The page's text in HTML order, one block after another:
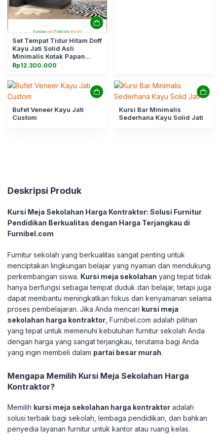
Set Tempat Tidur Hitam Doff
Kayu Jati Solid Asli
Minimalis Kotak Papan
Balok
Rp12.300.000
Bufet Veneer Kayu Jati
Custom
Kursi Bar Minimalis
Sederhana Kayu Solid Jati
Deskripsi Produk
Kursi Meja Sekolahan Harga Kontraktor: Solusi Furnitur
Pendidikan Berkualitas dengan Harga Terjangkau di
Furnibel.com
Furnitur sekolah yang berkualitas sangat penting untuk
menciptakan lingkungan belajar yang nyaman dan mendukung
perkembangan siswa. Kursi meja sekolahan yang tepat tidak
hanya berfungsi sebagai tempat duduk dan belajar, tetapi juga
dapat membantu meningkatkan fokus dan kenyamanan selama
proses pembelajaran. Jika Anda mencari kursi meja
sekolahan harga kontraktor , Furnibel.com adalah pilihan
yang tepat untuk memenuhi kebutuhan furnitur sekolah Anda
dengan harga yang sangat terjangkau, terutama bagi Anda
yang ingin membeli dalam partai besar murah.
Mengapa Memilih Kursi Meja Sekolahan Harga
Kontraktor?
Memilih kursi meja sekolahan harga kontraktor adalah
solusi terbaik bagi sekolah, lembaga pendidikan, dan bahkan
penyedia layanan furnitur untuk kantor atau ruang kelas.